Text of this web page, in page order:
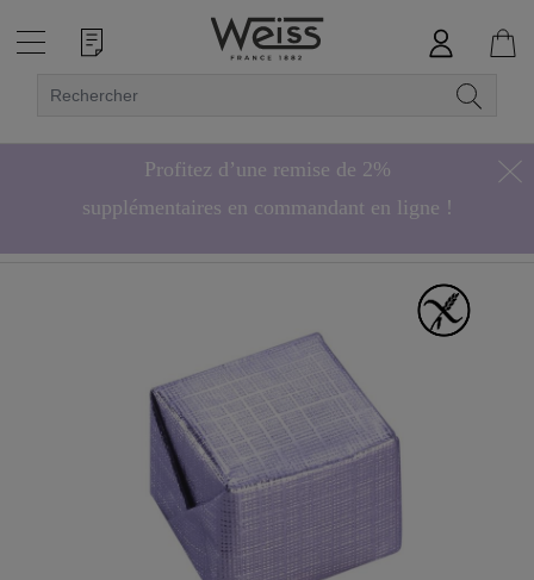
Profitez d’une remise de 2%
supplémentaires en commandant en ligne !